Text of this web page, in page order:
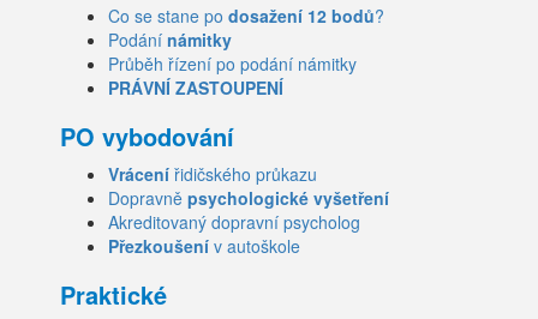
Co se stane po dosažení 12 bodů?
Podání námitky
Průběh řízení po podání námitky
PRÁVNÍ ZASTOUPENÍ
PO vybodování
Vrácení řidičského průkazu
Dopravně psychologické vyšetření
Akreditovaný dopravní psycholog
Přezkoušení v autoškole
Praktické